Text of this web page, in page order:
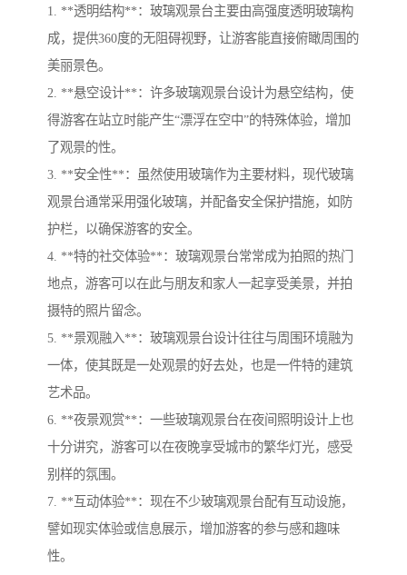
1. **透明结构**：玻璃观景台主要由高强度透明玻璃构
成，提供360度的无阻碍视野，让游客能直接俯瞰周围的
美丽景色。
2. **悬空设计**：许多玻璃观景台设计为悬空结构，使
得游客在站立时能产生“漂浮在空中”的特殊体验，增加
了观景的性。
3. **安全性**：虽然使用玻璃作为主要材料，现代玻璃
观景台通常采用强化玻璃，并配备安全保护措施，如防
护栏，以确保游客的安全。
4. **特的社交体验**：玻璃观景台常常成为拍照的热门
地点，游客可以在此与朋友和家人一起享受美景，并拍
摄特的照片留念。
5. **景观融入**：玻璃观景台设计往往与周围环境融为
一体，使其既是一处观景的好去处，也是一件特的建筑
艺术品。
6. **夜景观赏**：一些玻璃观景台在夜间照明设计上也
十分讲究，游客可以在夜晚享受城市的繁华灯光，感受
别样的氛围。
7. **互动体验**：现在不少玻璃观景台配有互动设施，
譬如现实体验或信息展示，增加游客的参与感和趣味
性。